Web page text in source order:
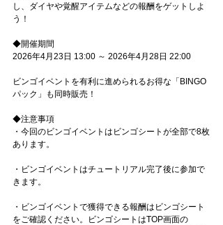
し、ダイヤや覚醒アイテムなどの報酬をゲットしよ
う！
◆開催期間
2026年4月23日 13:00 ～ 2026年4月28日 22:00
ビンゴイベントを有利に進められるお得な「BINGO
パック」も同時販売！
◆注意事項
・今回のビンゴイベントはビンゴシートが全部で8枚
あります。
・ビンゴイベントはチュートリアル完了後に参加で
きます。
・ビンゴイベントで獲得できる報酬はビンゴシート
をご確認ください。ビンゴシートはTOP画面の